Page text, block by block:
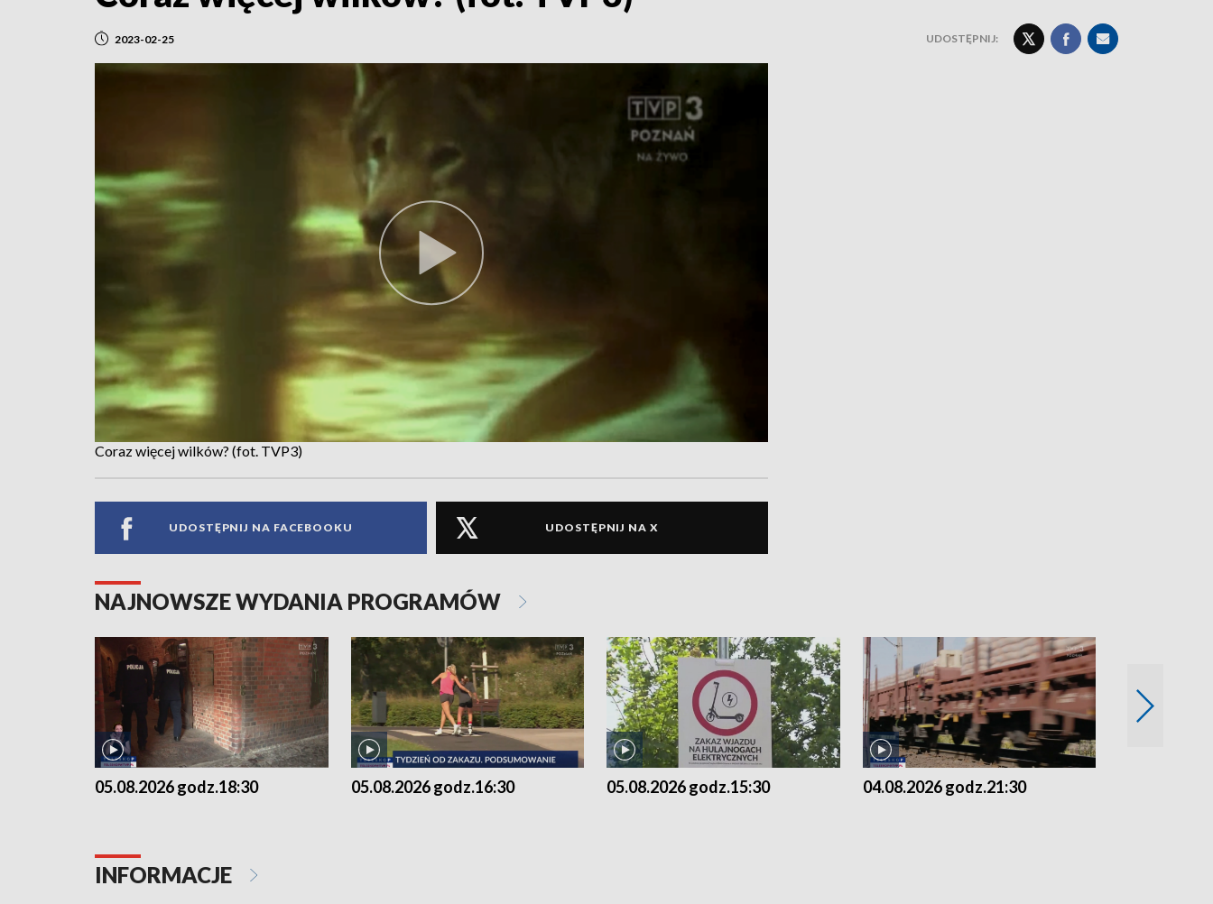
2023-02-25 UDOSTĘPNIJ:
Coraz więcej wilków? (fot. TVP3)
UDOSTĘPNIJ NA FACEBOOKU UDOSTĘPNIJ NA X
NAJNOWSZE WYDANIA PROGRAMÓW
05.08.2026 godz.18:30 05.08.2026 godz.16:30 05.08.2026 godz.15:30 04.08.2026 godz.21:30
INFORMACJE